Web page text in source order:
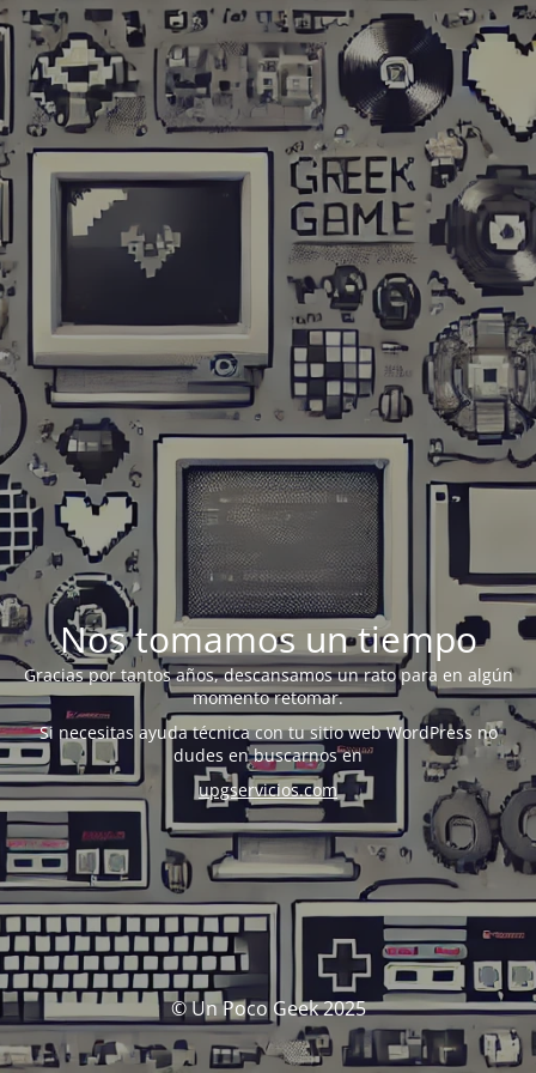
Nos tomamos un tiempo
Gracias por tantos años, descansamos un rato para en algún
momento retomar.
Si necesitas ayuda técnica con tu sitio web WordPress no
dudes en buscarnos en
upgservicios.com
© Un Poco Geek 2025